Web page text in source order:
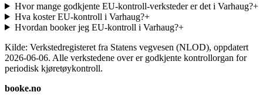
Hvor mange godkjente EU-kontroll-verksteder er det i Varhaug?+
Hva koster EU-kontroll i Varhaug?+
Hvordan booker jeg EU-kontroll i Varhaug?+
Kilde: Verkstedregisteret fra Statens vegvesen (NLOD), oppdatert
2026-06-06. Alle verkstedene over er godkjente kontrollorgan for
periodisk kjøretøykontroll.
booke.no